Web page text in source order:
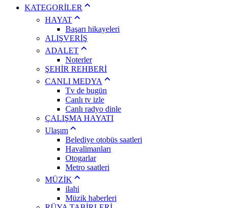
KATEGORİLER
HAYAT
Başarı hikayeleri
ALIŞVERİŞ
ADALET
Noterler
ŞEHİR REHBERİ
CANLI MEDYA
Tv de bugün
Canlı tv izle
Canlı radyo dinle
ÇALIŞMA HAYATI
Ulaşım
Belediye otobüs saatleri
Havalimanları
Otogarlar
Metro saatleri
MÜZİK
ilahi
Müzik haberleri